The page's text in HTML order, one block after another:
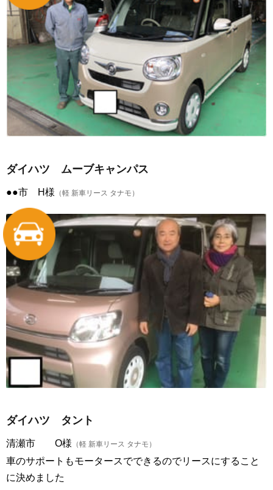
ダイハツ ムーブキャンパス
●●市 H様 （軽 新車リース タナモ）
ダイハツ タント
清瀬市 O様 （軽 新車リース タナモ）
車のサポートもモータースでできるのでリースにすること
に決めました